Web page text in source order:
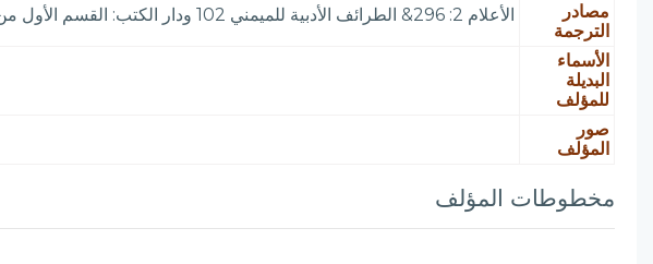
مصادر
الترجمة
الأعلام 2: 296& الطرائف الأدبية للميمني 102 ودار الكتب: القسم الأول من فهرس آداب اللغة العربية 4: 64 ضمن مجموعة. بروكلمان 1 / 291
الأسماء
البديلة
للمؤلف
صور
المؤلف
مخطوطات المؤلف